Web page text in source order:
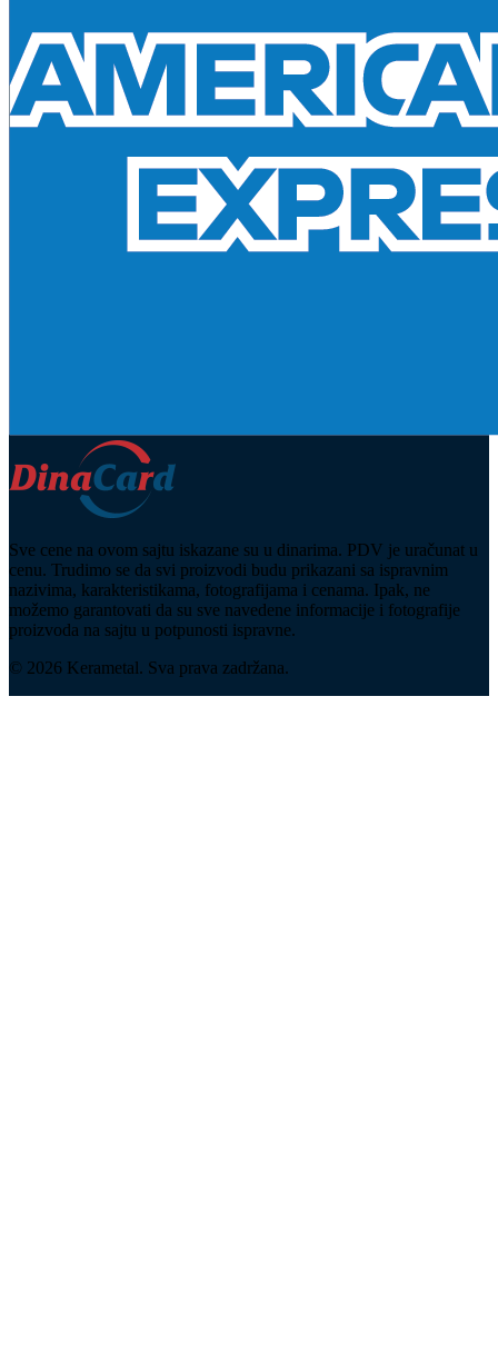
Sve cene na ovom sajtu iskazane su u dinarima. PDV je uračunat u
cenu. Trudimo se da svi proizvodi budu prikazani sa ispravnim
nazivima, karakteristikama, fotografijama i cenama. Ipak, ne
možemo garantovati da su sve navedene informacije i fotografije
proizvoda na sajtu u potpunosti ispravne.
© 2026 Kerametal. Sva prava zadržana.